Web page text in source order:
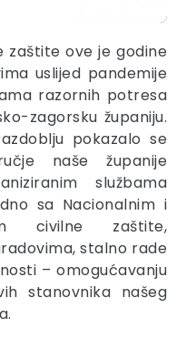
zaštite ove je godine
uslijed pandemije
razornih potresa
zagorsku županiju.
pokazalo se
naše županije
službama
sa Nacionalnim i
civilne zaštite,
stalno rade
– omogućavanju
stanovnika našeg